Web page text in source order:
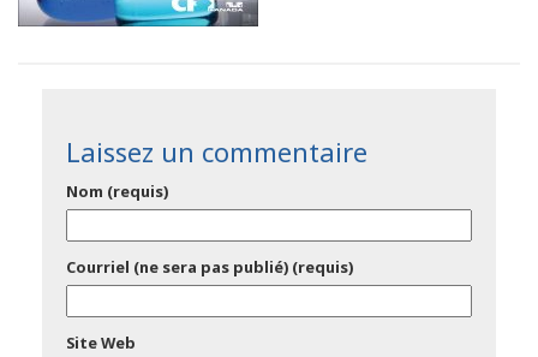
Laissez un commentaire
Nom (requis)
Courriel (ne sera pas publié) (requis)
Site Web